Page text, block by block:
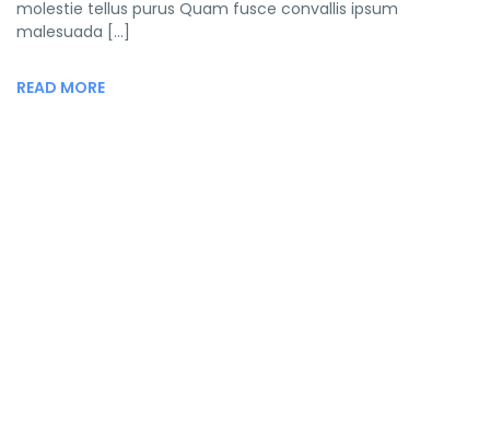
molestie tellus purus Quam fusce convallis ipsum
malesuada […]
READ MORE